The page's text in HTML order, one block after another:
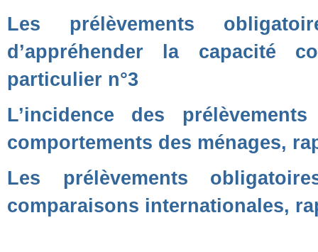
Les prélèvements
d’appréhender la capacité
particulier n°3
L’incidence des
comportements des ménages,
Les prélèvements
comparaisons internationales,